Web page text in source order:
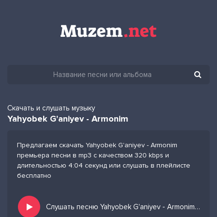
Скачать и слушать музыку
Yahyobek G'aniyev - Armonim
Предлагаем скачать Yahyobek G'aniyev - Armonim
премьера песни в mp3 с качеством 320 kbps и
длительностью 4:04 секунд или слушать в плейлисте
бесплатно
Слушать песню Yahyobek G'aniyev - Armonim и добавить в избранных